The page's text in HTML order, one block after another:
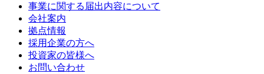
事業に関する届出内容について
会社案内
拠点情報
採用企業の方へ
投資家の皆様へ
お問い合わせ